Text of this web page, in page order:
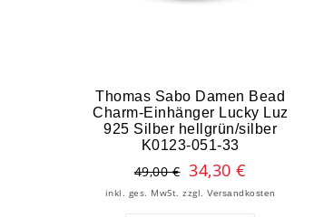
Thomas Sabo Damen Bead
Charm-Einhänger Lucky Luz
925 Silber hellgrün/silber
K0123-051-33
49,00 € 34,30 €
inkl. ges. MwSt. zzgl.Versandkosten